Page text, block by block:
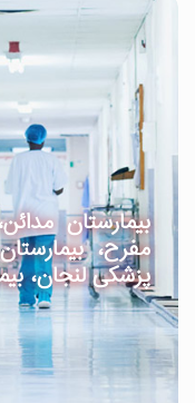
بیمارستان
مفرح،
پزشکی لنجان،